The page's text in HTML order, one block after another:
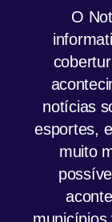
O
notícias
esportes,
muito